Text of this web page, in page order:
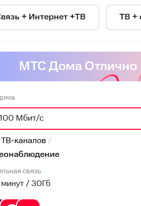
+ Интернет +ТВ ТВ +
МТС Дома Отлично
100 Мбит/с
каналов
связь
/ 30Гб